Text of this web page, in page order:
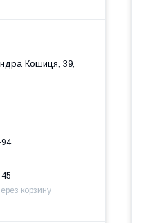
Кошиця, 39,
94
корзину